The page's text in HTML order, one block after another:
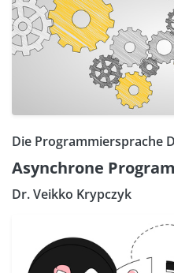
Die Programmiersprache
Asynchrone
Dr. Veikko Krypczyk